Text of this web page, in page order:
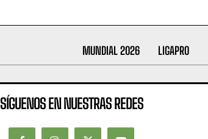
MUNDIAL 2026 LIGAPRO
SÍGUENOS EN NUESTRAS REDES